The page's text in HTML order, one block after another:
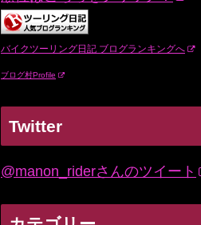
バイクツーリング日記 ブログランキングへ
ブログ村Profile
Twitter
@manon_riderさんのツイート